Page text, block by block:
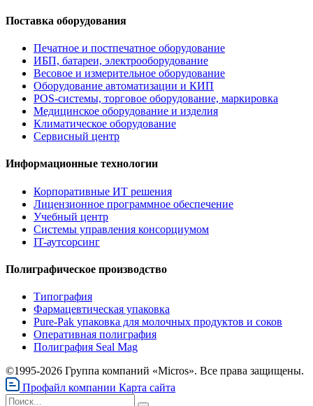
Поставка оборудования
Печатное и постпечатное оборудование
ИБП, батареи, электрооборудование
Весовое и измерительное оборудование
Оборудование автоматизации и КИП
POS-системы, торговое оборудование, маркировка
Медицинское оборудование и изделия
Климатическое оборудование
Сервисный центр
Информационные технологии
Корпоративные ИТ решения
Лицензионное программное обеспечение
Учебный центр
Системы управления консорциумом
IT-аутсорсинг
Полиграфическое производство
Типография
Фармацевтическая упаковка
Pure-Pak упаковка для молочных продуктов и соков
Оперативная полиграфия
Полиграфия Seal Mag
©1995-2026 Группа компаний «Micros». Все права защищены.
Профайл компании Карта сайта